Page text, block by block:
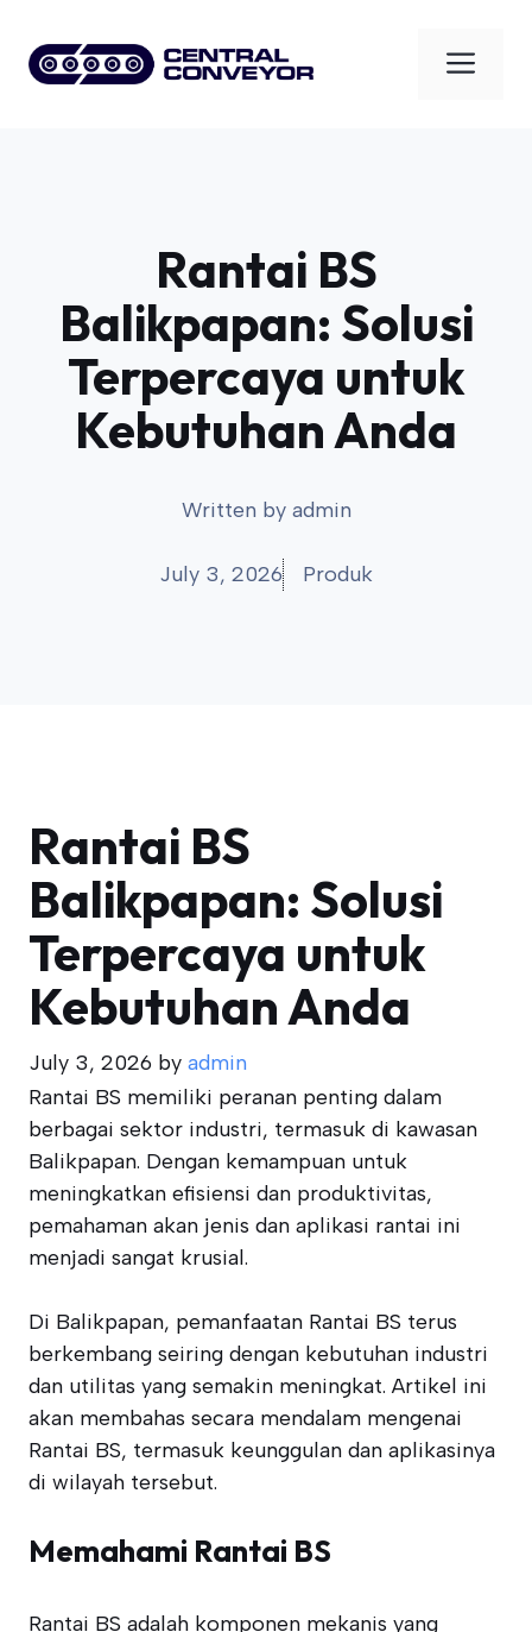
content
Rantai BS
Balikpapan: Solusi
Terpercaya untuk
Kebutuhan Anda
Written by admin
July 3, 2026 Produk
Rantai BS
Balikpapan: Solusi
Terpercaya untuk
Kebutuhan Anda
July 3, 2026 by admin
Rantai BS memiliki peranan penting dalam
berbagai sektor industri, termasuk di kawasan
Balikpapan. Dengan kemampuan untuk
meningkatkan efisiensi dan produktivitas,
pemahaman akan jenis dan aplikasi rantai ini
menjadi sangat krusial.
Di Balikpapan, pemanfaatan Rantai BS terus
berkembang seiring dengan kebutuhan industri
dan utilitas yang semakin meningkat. Artikel ini
akan membahas secara mendalam mengenai
Rantai BS, termasuk keunggulan dan aplikasinya
di wilayah tersebut.
Memahami Rantai BS
Rantai BS adalah komponen mekanis yang